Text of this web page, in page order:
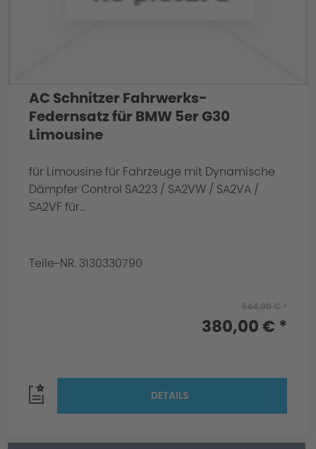
AC Schnitzer Fahrwerks-
Federnsatz für BMW 5er G30
Limousine
für Limousine für Fahrzeuge mit Dynamische
Dämpfer Control SA223 / SA2VW / SA2VA /
SA2VF für...
Teile-NR. 3130330790
380,00 € *
DETAILS